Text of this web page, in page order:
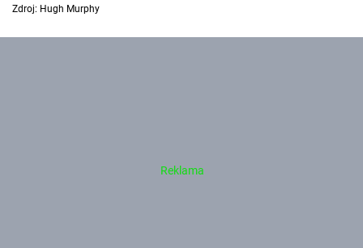
Zdroj: Hugh Murphy